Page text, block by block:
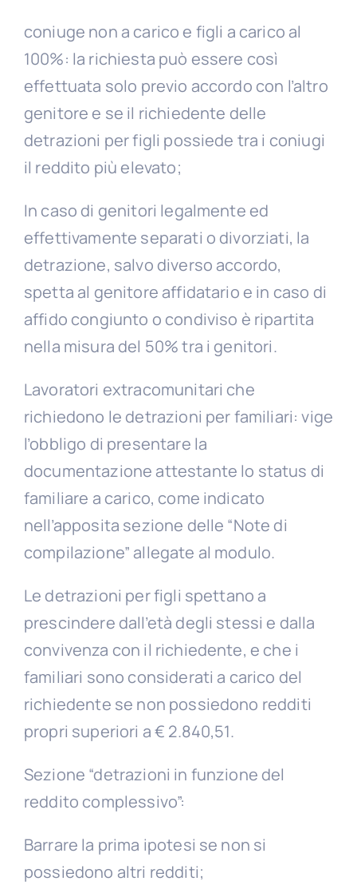
coniuge non a carico e figli a carico al
100%: la richiesta può essere così
effettuata solo previo accordo con l’altro
genitore e se il richiedente delle
detrazioni per figli possiede tra i coniugi
il reddito più elevato;
In caso di genitori legalmente ed
effettivamente separati o divorziati, la
detrazione, salvo diverso accordo,
spetta al genitore affidatario e in caso di
affido congiunto o condiviso è ripartita
nella misura del 50% tra i genitori.
Lavoratori extracomunitari che
richiedono le detrazioni per familiari: vige
l’obbligo di presentare la
documentazione attestante lo status di
familiare a carico, come indicato
nell’apposita sezione delle “Note di
compilazione” allegate al modulo.
Le detrazioni per figli spettano a
prescindere dall’età degli stessi e dalla
convivenza con il richiedente, e che i
familiari sono considerati a carico del
richiedente se non possiedono redditi
propri superiori a € 2.840,51.
Sezione “detrazioni in funzione del
reddito complessivo”:
Barrare la prima ipotesi se non si
possiedono altri redditi;